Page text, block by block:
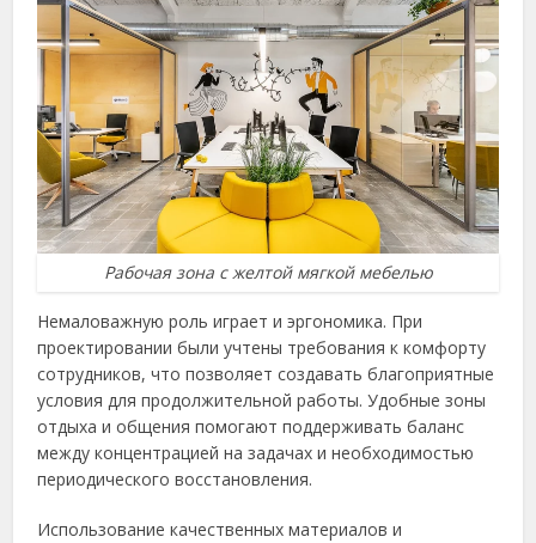
Рабочая зона с желтой мягкой мебелью
Немаловажную роль играет и эргономика. При
проектировании были учтены требования к комфорту
сотрудников, что позволяет создавать благоприятные
условия для продолжительной работы. Удобные зоны
отдыха и общения помогают поддерживать баланс
между концентрацией на задачах и необходимостью
периодического восстановления.
Использование качественных материалов и